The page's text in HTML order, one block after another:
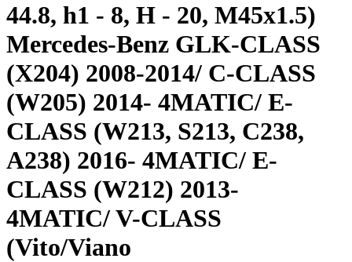
44.8, h1 - 8, H - 20, M45x1.5)
Mercedes-Benz GLK-CLASS
(X204) 2008-2014/ С-CLASS
(W205) 2014- 4MATIC/ E-
CLASS (W213, S213, C238,
A238) 2016- 4MATIC/ E-
CLASS (W212) 2013-
4MATIC/ V-CLASS
(Vito/Viano